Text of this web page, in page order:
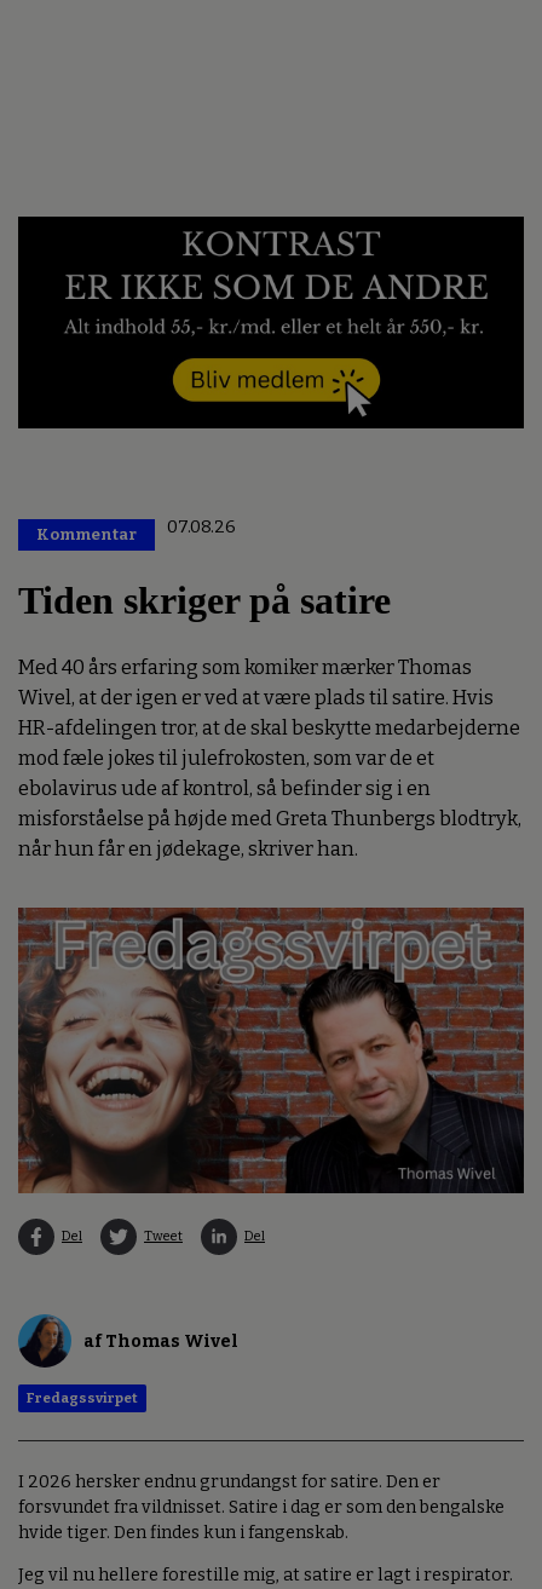
Kommentar 07.08.26
Tiden skriger på satire
Med 40 års erfaring som komiker mærker Thomas
Wivel, at der igen er ved at være plads til satire. Hvis
HR-afdelingen tror, at de skal beskytte medarbejderne
mod fæle jokes til julefrokosten, som var de et
ebolavirus ude af kontrol, så befinder sig i en
misforståelse på højde med Greta Thunbergs blodtryk,
når hun får en jødekage, skriver han.
Del Tweet Del
af Thomas Wivel
Fredagssvirpet
I 2026 hersker endnu grundangst for satire. Den er
forsvundet fra vildnisset. Satire i dag er som den bengalske
hvide tiger. Den findes kun i fangenskab.
Jeg vil nu hellere forestille mig, at satire er lagt i respirator.